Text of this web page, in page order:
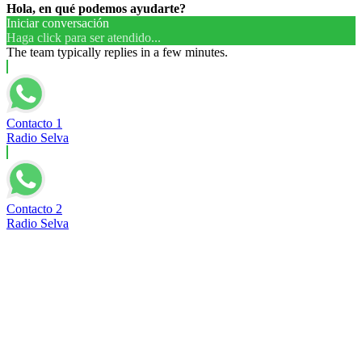
Hola, en qué podemos ayudarte?
Iniciar conversación
Haga click para ser atendido...
The team typically replies in a few minutes.
Contacto 1
Radio Selva
Contacto 2
Radio Selva